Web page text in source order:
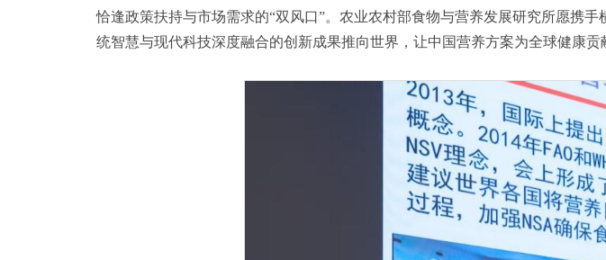
恰逢政策扶持与市场需求的“双风口”。农业农村部食物与营养发展研究所愿携
统智慧与现代科技深度融合的创新成果推向世界，让中国营养方案为全球健康贡